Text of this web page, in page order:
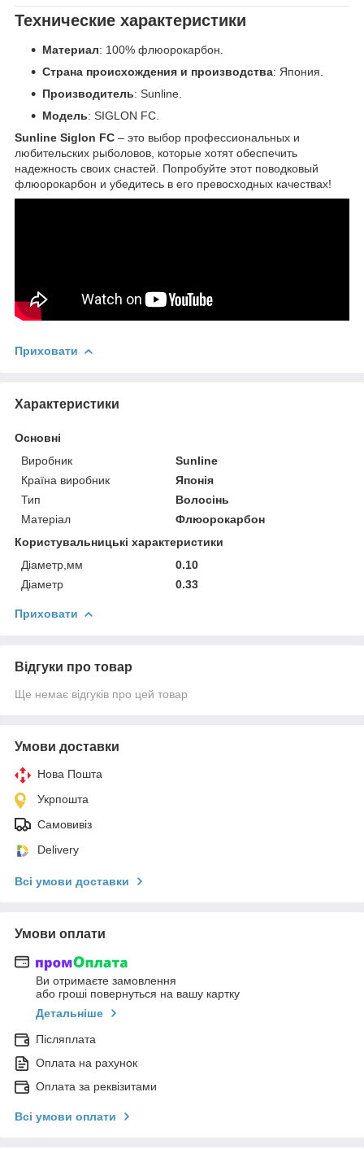
Технические характеристики
Материал: 100% флюорокарбон.
Страна происхождения и производства: Япония.
Производитель: Sunline.
Модель: SIGLON FC.
Sunline Siglon FC – это выбор профессиональных и
любительских рыболовов, которые хотят обеспечить
надежность своих снастей. Попробуйте этот поводковый
флюорокарбон и убедитесь в его превосходных качествах!
Приховати
Характеристики
Основні
Виробник
Sunline
Країна виробник
Японія
Тип
Волосінь
Матеріал
Флюорокарбон
Користувальницькі характеристики
Діаметр,мм
0.10
Діаметр
0.33
Приховати
Відгуки про товар
Ще немає відгуків про цей товар
Умови доставки
Нова Пошта
Укрпошта
Самовивіз
Delivery
Всі умови доставки
Умови оплати
Ви отримаєте замовлення
або гроші повернуться на вашу картку
Детальніше
Післяплата
Оплата на рахунок
Оплата за реквізитами
Всі умови оплати